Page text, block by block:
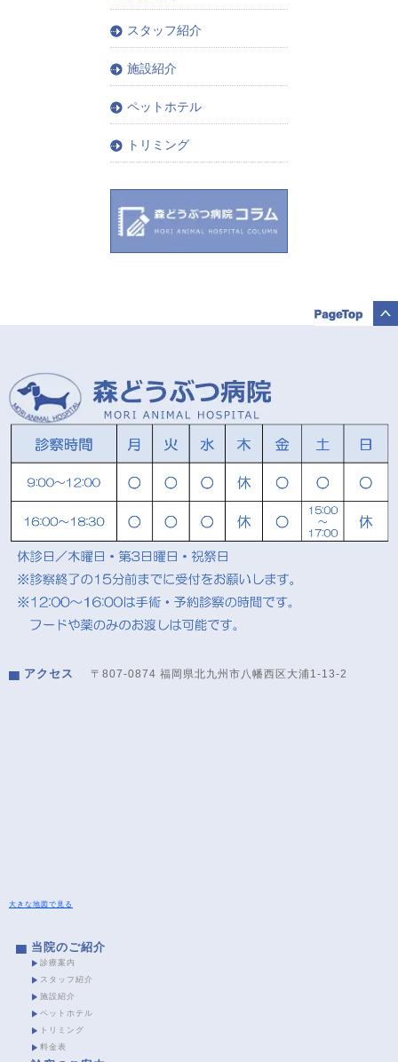
スタッフ紹介
施設紹介
ペットホテル
トリミング
アクセス 〒807-0874 福岡県北九州市八幡西区大浦1-13-2
大きな地図で見る
当院のご紹介
診療案内
スタッフ紹介
施設紹介
ペットホテル
トリミング
料金表